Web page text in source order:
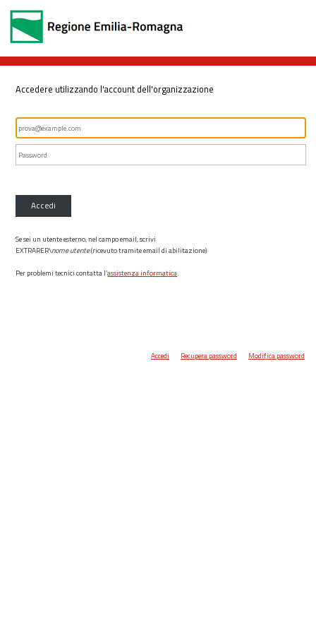
Accedere utilizzando l'account dell'organizzazione
Accedi
Se sei un utente esterno, nel campo email, scrivi
EXTRARER\nome utente(ricevuto tramite email di abilitazione)
Per problemi tecnici contatta l’assistenza informatica.
Accedi Recupera password Modifica password